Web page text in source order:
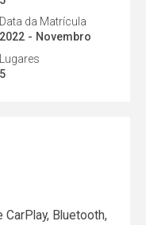
Data da Matrícula
2022 - Novembro
Lugares
5
CarPlay, Bluetooth,